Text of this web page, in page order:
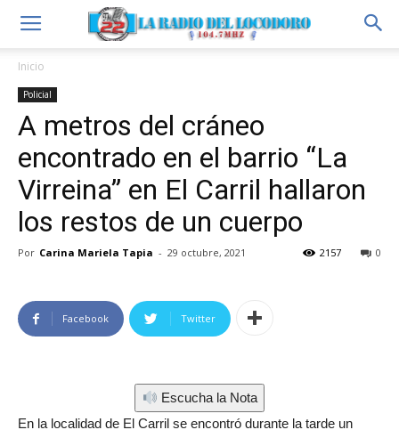
Inicio
Policial
A metros del cráneo
encontrado en el barrio “La
Virreina” en El Carril hallaron
los restos de un cuerpo
Por Carina Mariela Tapia - 29 octubre, 2021 0
2157
Facebook Twitter
Escucha la Nota
En la localidad de El Carril se encontró durante la tarde un